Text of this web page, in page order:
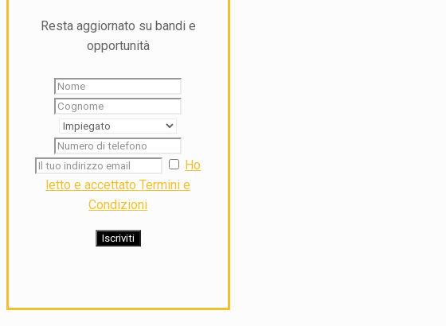
Resta aggiornato su bandi e
opportunità
Ho
letto e accettato Termini e
Condizioni